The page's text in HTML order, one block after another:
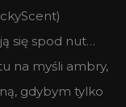
się spod nut…
na myśli ambry,
gdybym tylko